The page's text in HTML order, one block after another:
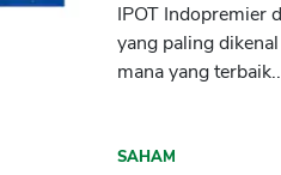
IPOT Indopremier
yang paling
mana yang
SAHAM